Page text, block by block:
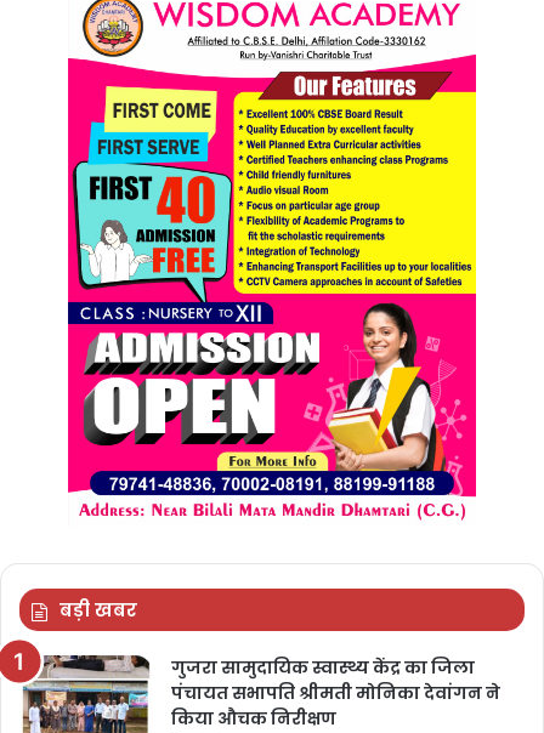
बड़ी खबर
गुजरा सामुदायिक स्वास्थ्य केंद्र का जिला
पंचायत सभापति श्रीमती मोनिका देवांगन ने
किया औचक निरीक्षण